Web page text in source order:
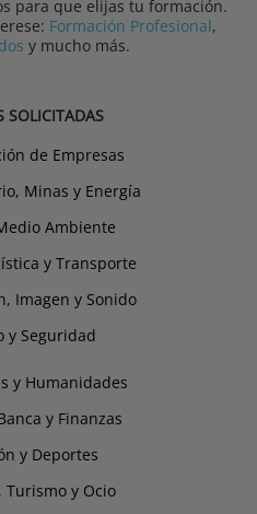
para que elijas tu formación.
Formación Profesional,
y mucho más.
SOLICITADAS
de Empresas
Minas y Energía
Ambiente
y Transporte
Imagen y Sonido
y Seguridad
y Humanidades
y Finanzas
y Deportes
Turismo y Ocio